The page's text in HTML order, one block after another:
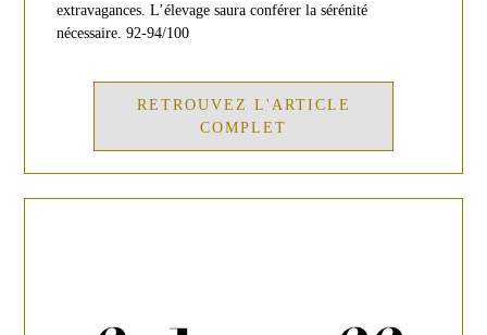
extravagances. L’élevage saura conférer la sérénité
nécessaire. 92-94/100
RETROUVEZ L'ARTICLE
COMPLET